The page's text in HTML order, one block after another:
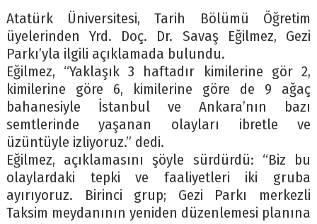
Atatürk Üniversitesi, Tarih Bölümü Öğretim
üyelerinden Yrd. Doç. Dr. Savaş Eğilmez, Gezi
Parkı’yla ilgili açıklamada bulundu.
Eğilmez, “Yaklaşık 3 haftadır kimilerine gör 2,
kimilerine göre 6, kimilerine göre de 9 ağaç
bahanesiyle İstanbul ve Ankara’nın bazı
semtlerinde yaşanan olayları ibretle ve
üzüntüyle izliyoruz.” dedi.
Eğilmez, açıklamasını şöyle sürdürdü: “Biz bu
olaylardaki tepki ve faaliyetleri iki gruba
ayırıyoruz. Birinci grup; Gezi Parkı merkezli
Taksim meydanının yeniden düzenlemesi planına